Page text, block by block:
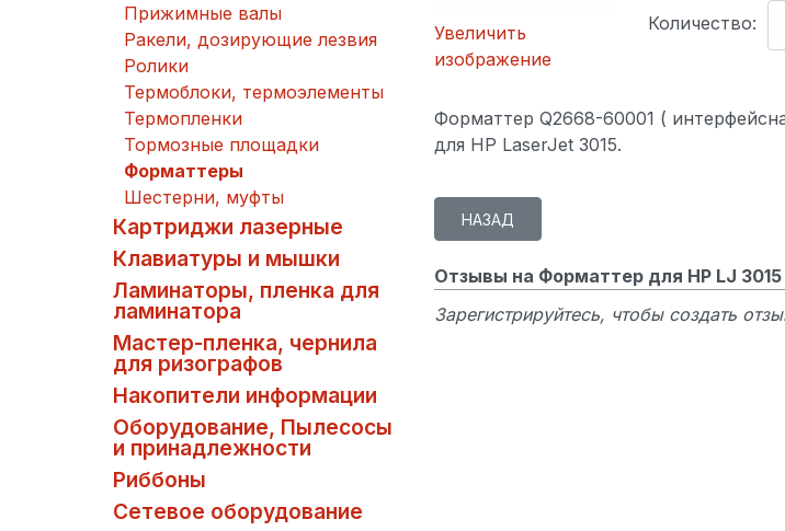
Увеличить
изображение
Количество:
Форматтер Q2668-60001 (
для HP LaserJet 3015.
Отзывы на Форматтер для HP LJ
Зарегистрируйтесь, чтобы создать
Прижимные валы
Ракели, дозирующие лезвия
Ролики
Термоблоки, термоэлементы
Термопленки
Тормозные площадки
Форматтеры
Шестерни, муфты
Картриджи лазерные
Клавиатуры и мышки
Ламинаторы, пленка для
ламинатора
Мастер-пленка, чернила
для ризографов
Накопители информации
Оборудование, Пылесосы
и принадлежности
Риббоны
Сетевое оборудование